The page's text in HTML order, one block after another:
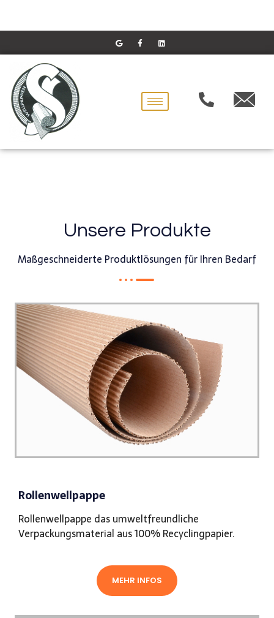
Unsere Produkte
Maßgeschneiderte Produktlösungen für Ihren Bedarf
Rollenwellpappe
Rollenwellpappe das umweltfreundliche
Verpackungsmaterial aus 100% Recyclingpapier.
MEHR INFOS